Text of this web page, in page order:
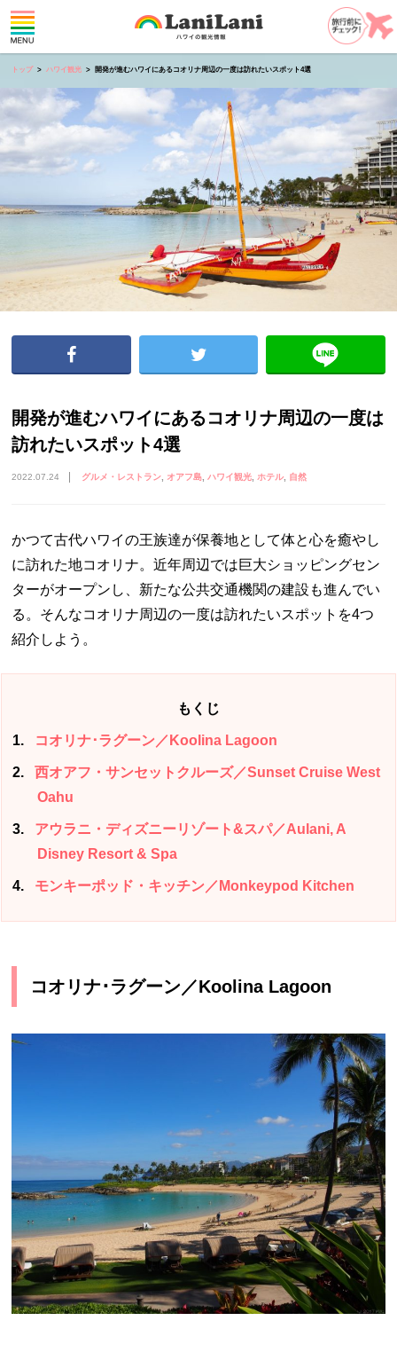
トップ ハワイ観光 開発が進むハワイにあるコオリナ周辺の一度は訪れたいスポット4選
開発が進むハワイにあるコオリナ周辺の一度は
訪れたいスポット4選
2022.07.24 グルメ・レストラン オアフ島 ハワイ観光 ホテル 自然
かつて古代ハワイの王族達が保養地として体と心を癒やし
に訪れた地コオリナ。近年周辺では巨大ショッピングセン
ターがオープンし、新たな公共交通機関の建設も進んでい
る。そんなコオリナ周辺の一度は訪れたいスポットを4つ
紹介しよう。
もくじ
1 コオリナ･ラグーン／Koolina Lagoon
2
西オアフ・サンセットクルーズ／Sunset Cruise West
Oahu
3
アウラニ・ディズニーリゾート&スパ／Aulani, A
Disney Resort & Spa
4 モンキーポッド・キッチン／Monkeypod Kitchen
コオリナ･ラグーン／Koolina Lagoon